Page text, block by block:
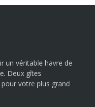
un véritable havre de
Deux gîtes
votre plus grand